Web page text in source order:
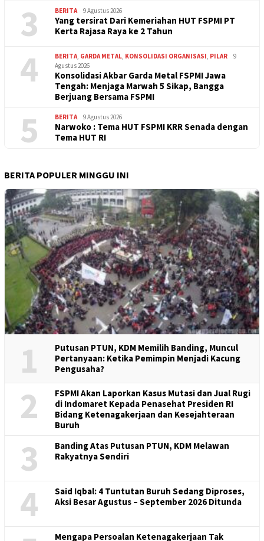
3 BERITA 9 Agustus 2026
Yang tersirat Dari Kemeriahan HUT FSPMI PT
Kerta Rajasa Raya ke 2 Tahun
4 BERITA GARDA METAL KONSOLIDASI ORGANISASI PILAR
9
Agustus 2026
Konsolidasi Akbar Garda Metal FSPMI Jawa
Tengah: Menjaga Marwah 5 Sikap, Bangga
Berjuang Bersama FSPMI
5 BERITA 9 Agustus 2026
Narwoko : Tema HUT FSPMI KRR Senada dengan
Tema HUT RI
BERITA POPULER MINGGU INI
1
Putusan PTUN, KDM Memilih Banding, Muncul
Pertanyaan: Ketika Pemimpin Menjadi Kacung
Pengusaha?
2
FSPMI Akan Laporkan Kasus Mutasi dan Jual Rugi
di Indomaret Kepada Penasehat Presiden RI
Bidang Ketenagakerjaan dan Kesejahteraan
Buruh
3
Banding Atas Putusan PTUN, KDM Melawan
Rakyatnya Sendiri
4
Said Iqbal: 4 Tuntutan Buruh Sedang Diproses,
Aksi Besar Agustus – September 2026 Ditunda
Mengapa Persoalan Ketenagakerjaan Tak